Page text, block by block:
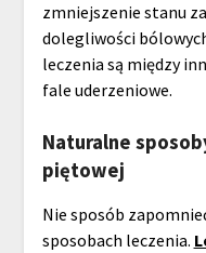
zmniejszenie stanu
dolegliwości
leczenia są między
fale uderzeniowe.
Naturalne
piętowej
Nie sposób
sposobach leczenia.